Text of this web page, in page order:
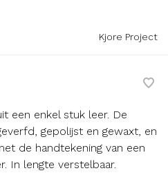
Kjore Project
een enkel stuk leer. De
gepolijst en gewaxt, en
de handtekening van een
In lengte verstelbaar.